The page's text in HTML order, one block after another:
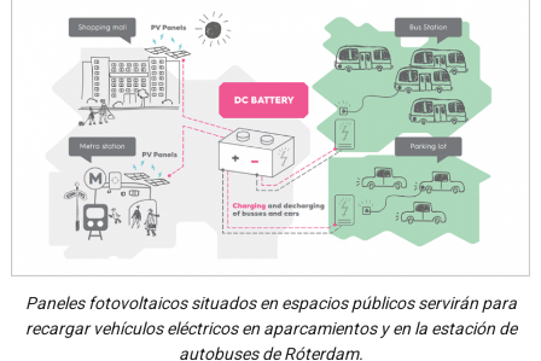
Paneles fotovoltaicos situados en espacios públicos servirán para
recargar vehículos eléctricos en aparcamientos y en la estación de
autobuses de Róterdam.